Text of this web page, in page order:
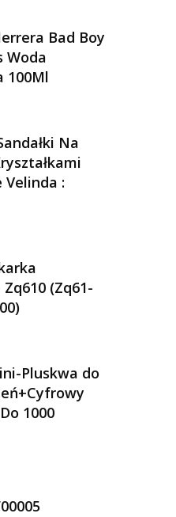
Bad Boy
Woda
100Ml
Na
Velinda :
(Zq61-
Pluskwa do
1000